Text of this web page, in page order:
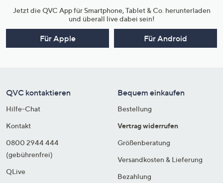
Jetzt die QVC App für Smartphone, Tablet & Co. herunterladen
und überall live dabei sein!
Für Apple Für Android
QVC kontaktieren
Hilfe-Chat
Kontakt
0800 2944 444
(gebührenfrei)
QLive
Bequem einkaufen
Bestellung
Vertrag widerrufen
Größenberatung
Versandkosten & Lieferung
Bezahlung